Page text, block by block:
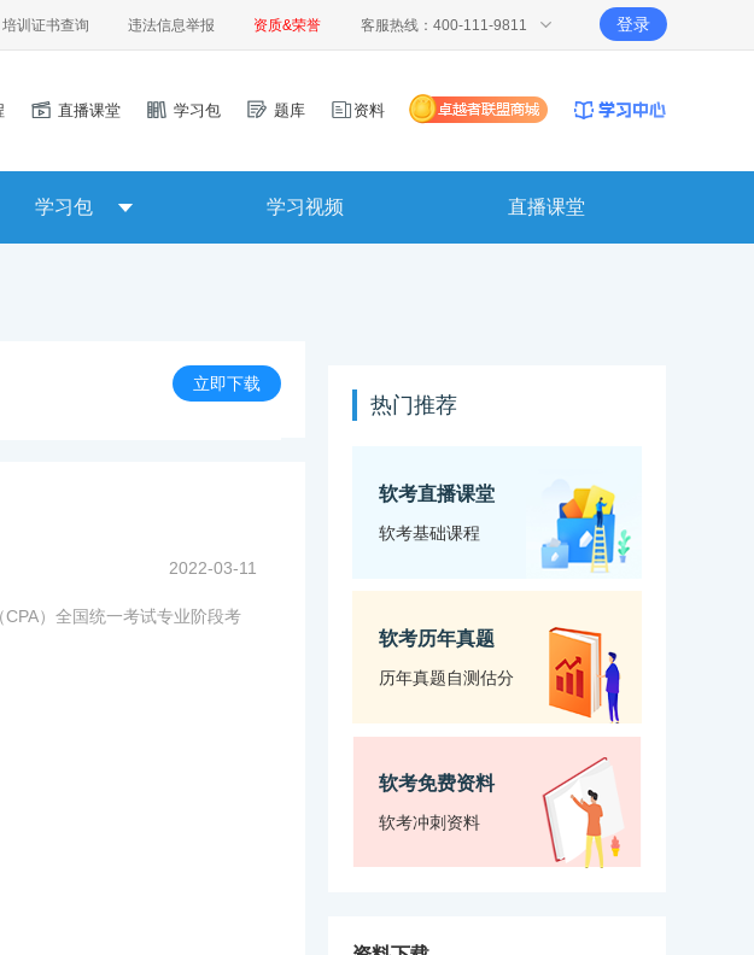
培训证书查询 违法信息举报 资质&荣誉 客服热线：400-111-9811 登录
直播课堂 学习包 题库 资料
学习包 学习视频 直播课堂
立即下载
2022-03-11
）全国统一考试专业阶段考
热门推荐
软考直播课堂
软考基础课程
软考历年真题
历年真题自测估分
软考免费资料
软考冲刺资料